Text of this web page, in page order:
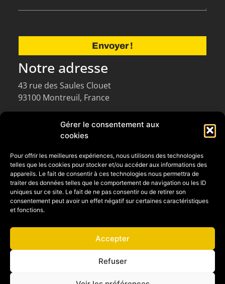
Gérer le consentement aux
cookies
Pour offrir les meilleures expériences, nous utilisons des technologies
telles que les cookies pour stocker et/ou accéder aux informations des
appareils. Le fait de consentir à ces technologies nous permettra de
traiter des données telles que le comportement de navigation ou les ID
uniques sur ce site. Le fait de ne pas consentir ou de retirer son
consentement peut avoir un effet négatif sur certaines caractéristiques
et fonctions.
Accepter
Refuser
Notre adresse
43 rue des Saules Clouet
93100 Montreuil, France
Restons en contact
01 48 34 87 99
Horaires d'ouverture
Lundi au Vendredi: 9h-18h
Envoyer !